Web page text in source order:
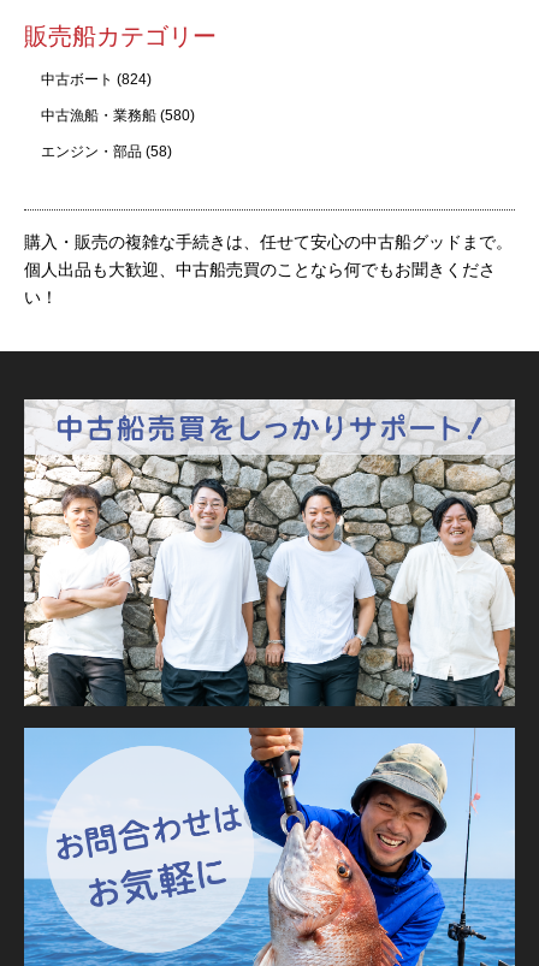
販売船カテゴリー
中古ボート (824)
中古漁船・業務船 (580)
エンジン・部品 (58)
購入・販売の複雑な手続きは、任せて安心の中古船グッドまで。
個人出品も大歓迎、中古船売買のことなら何でもお聞きくださ
い！